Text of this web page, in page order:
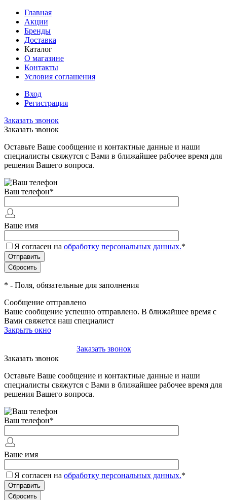
Главная
Акции
Бренды
Доставка
Каталог
О магазине
Контакты
Условия соглашения
Вход
Регистрация
Заказать звонок
Заказать звонок
Оставьте Ваше сообщение и контактные данные и наши
специалисты свяжутся с Вами в ближайшее рабочее время для
решения Вашего вопроса.
Ваш телефон*
Ваше имя
Я согласен на обработку персональных данных.*
* - Поля, обязательные для заполнения
Сообщение отправлено
Ваше сообщение успешно отправлено. В ближайшее время с
Вами свяжется наш специалист
Закрыть окно
Заказать звонок
Заказать звонок
Оставьте Ваше сообщение и контактные данные и наши
специалисты свяжутся с Вами в ближайшее рабочее время для
решения Вашего вопроса.
Ваш телефон*
Ваше имя
Я согласен на обработку персональных данных.*